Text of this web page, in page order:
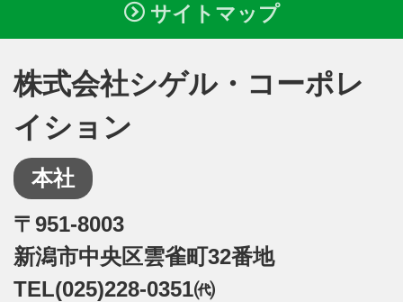
サイトマップ
株式会社シゲル・コーポレ
イション
本社
〒951-8003
新潟市中央区雲雀町32番地
TEL(025)228-0351㈹